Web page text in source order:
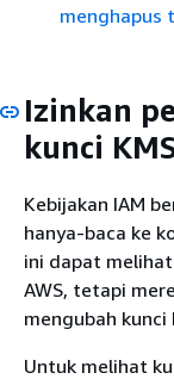
menghapus
Izinkan
kunci
Kebijakan IAM
hanya-baca ke
ini dapat melihat
AWS, tetapi
mengubah kunci
Untuk melihat